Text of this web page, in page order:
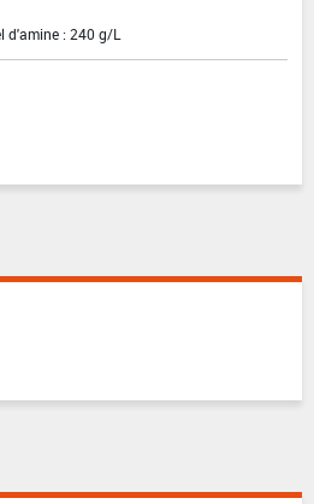
d'amine : 240 g/L